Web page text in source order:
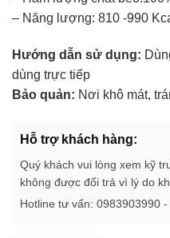
– Năng lượng: 810 -990
Hướng dẫn sử dụng:
dùng trực tiếp
Bảo quản: Nơi khô mát,
Hỗ trợ khách hàng:
Quý khách vui lòng xem kỹ
không được đổi trả vì lý do
Hotline tư vấn: 0983903990